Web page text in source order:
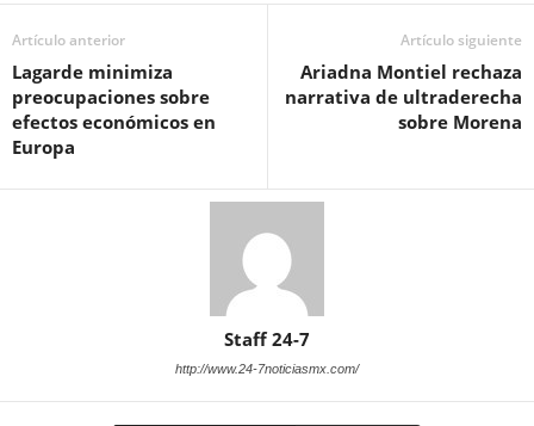
Artículo anterior
Lagarde minimiza
preocupaciones sobre
efectos económicos en
Europa
Artículo siguiente
Ariadna Montiel rechaza
narrativa de ultraderecha
sobre Morena
Staff 24-7
http://www.24-7noticiasmx.com/